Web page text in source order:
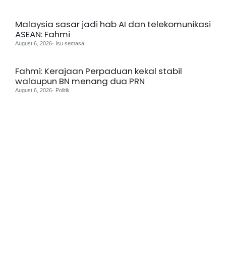
Malaysia sasar jadi hab AI dan telekomunikasi
ASEAN: Fahmi
August 6, 2026· Isu semasa
Fahmi: Kerajaan Perpaduan kekal stabil
walaupun BN menang dua PRN
August 6, 2026· Politik